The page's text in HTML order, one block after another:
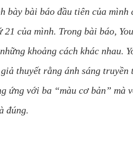
bày bài báo đầu tiên của mình
của mình. Trong bài báo,
khoảng cách khác nhau.
thuyết rằng ánh sáng truyền
ứng với ba “màu cơ bản” mà
đúng.